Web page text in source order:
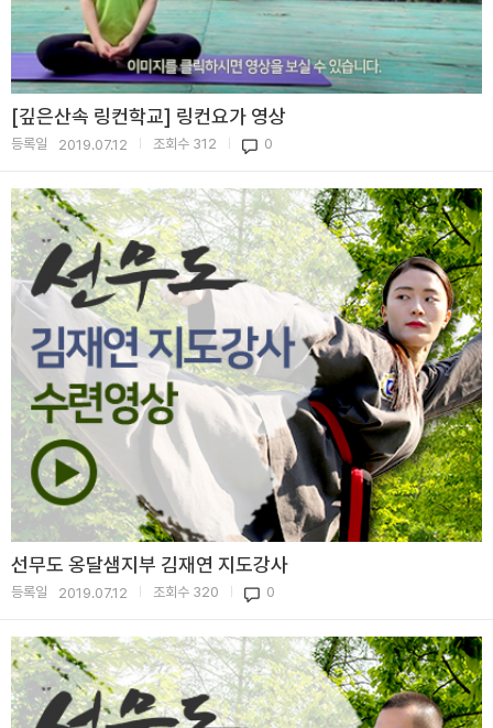
[깊은산속 링컨학교] 링컨요가 영상
등록일 2019.07.12 조회수 312 0
선무도 옹달샘지부 김재연 지도강사
등록일 2019.07.12 조회수 320 0